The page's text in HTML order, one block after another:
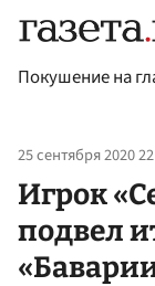
Покушение на
25 сентября 2020
Игрок
подвел